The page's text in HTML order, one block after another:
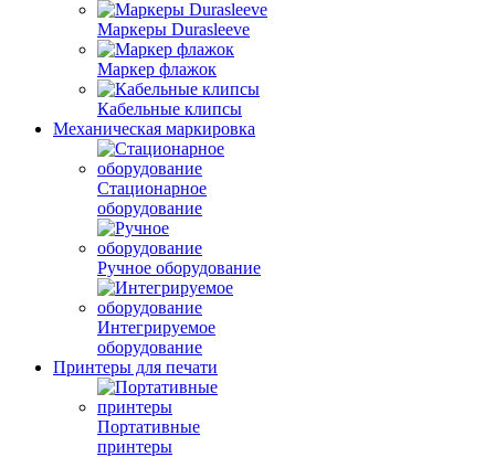
Маркеры Durasleeve
Маркер флажок
Кабельные клипсы
Механическая маркировка
Стационарное
оборудование
Ручное оборудование
Интегрируемое
оборудование
Принтеры для печати
Портативные
принтеры